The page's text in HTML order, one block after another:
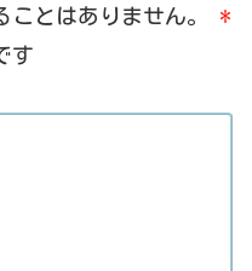
とはありません。
*
す